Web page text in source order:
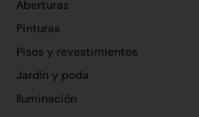
Aberturas
Pinturas
Pisos y revestimientos
Jardín y poda
Iluminación